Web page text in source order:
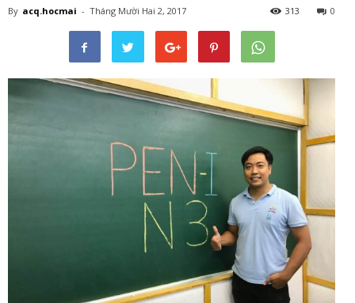
By acq.hocmai - Tháng Mười Hai 2, 2017 0
313